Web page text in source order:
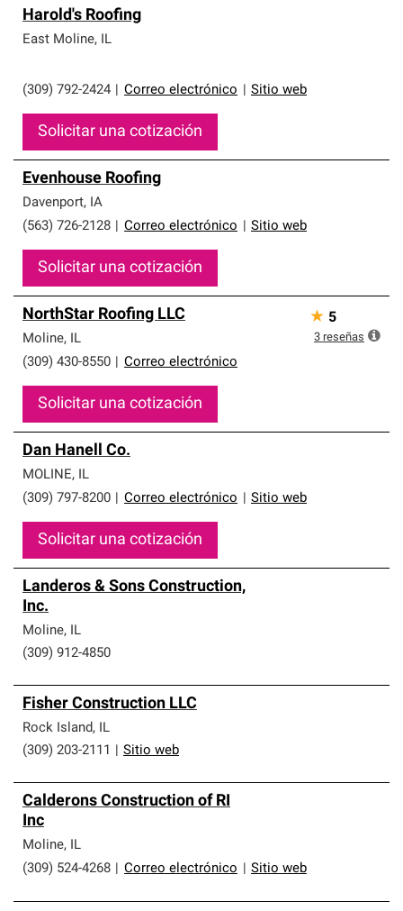
Harold's Roofing
East Moline, IL
(309) 792-2424 Correo electrónico Sitio web
Solicitar una cotización
Evenhouse Roofing
Davenport, IA
(563) 726-2128
Correo electrónico Sitio web
Solicitar una cotización
NorthStar Roofing LLC
Moline, IL
(309) 430-8550
Correo electrónico
Solicitar una cotización
★ 5
3 reseñas
Dan Hanell Co.
MOLINE, IL
(309) 797-8200
Correo electrónico Sitio web
Solicitar una cotización
Landeros & Sons Construction,
Inc.
Moline, IL
(309) 912-4850
Fisher Construction LLC
Rock Island, IL
(309) 203-2111
Sitio web
Calderons Construction of RI
Inc
Moline, IL
(309) 524-4268
Correo electrónico Sitio web